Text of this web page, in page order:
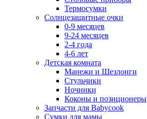
Термосумки
Солнцезащитные очки
0-9 месяцев
9-24 месяцев
2-4 года
4-6 лет
Детская комната
Манежи и Шезлонги
Стульчики
Ночники
Коконы и позиционеры
Запчасти для Babycook
Сумки для мамы